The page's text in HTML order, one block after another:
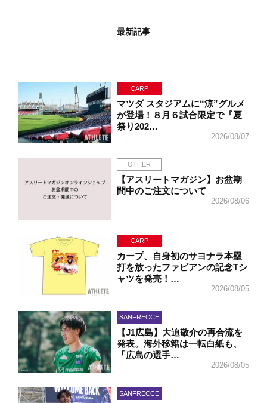
最新記事
CARP
マツダ スタジアムに“涼”グルメ
が登場！８月６試合限定で『夏
祭り202…
2026/08/07
OTHER
【アスリートマガジン】お盆期
間中のご注文について
2026/08/06
CARP
カープ、自身初のサヨナラ本塁
打を放ったファビアンの記念Tシ
ャツを発売！…
2026/08/05
SANFRECCE
【J1広島】大迫敬介の再合流を
発表。海外移籍は一転白紙も、
「広島の選手…
2026/08/05
SANFRECCE